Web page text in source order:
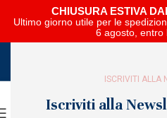
ISCRIVITI ALLA
Iscriviti alla
CHIUSURA ESTIVA
Ultimo giorno utile per le
6 agosto, entro